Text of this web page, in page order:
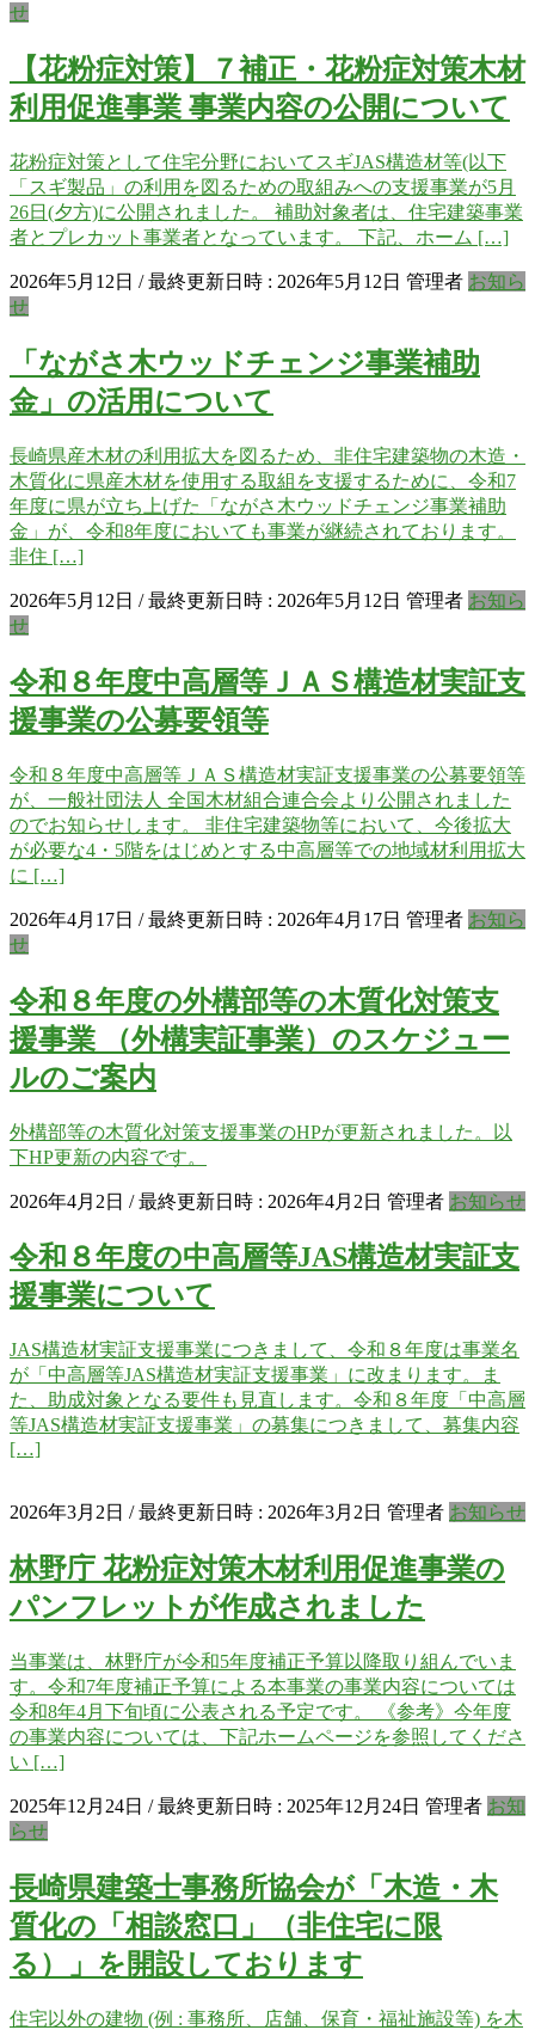
せ
【花粉症対策】７補正・花粉症対策木材
利用促進事業 事業内容の公開について
花粉症対策として住宅分野においてスギJAS構造材等(以下
「スギ製品」の利用を図るための取組みへの支援事業が5月
26日(夕方)に公開されました。 補助対象者は、住宅建築事業
者とプレカット事業者となっています。 下記、ホーム […]
2026年5月12日 / 最終更新日時 : 2026年5月12日 管理者 お知ら
せ
「ながさ木ウッドチェンジ事業補助
金」の活用について
長崎県産木材の利用拡大を図るため、非住宅建築物の木造・
木質化に県産木材を使用する取組を支援するために、令和7
年度に県が立ち上げた「ながさ木ウッドチェンジ事業補助
金」が、令和8年度においても事業が継続されております。
非住 […]
2026年5月12日 / 最終更新日時 : 2026年5月12日 管理者 お知ら
せ
令和８年度中高層等ＪＡＳ構造材実証支
援事業の公募要領等
令和８年度中高層等ＪＡＳ構造材実証支援事業の公募要領等
が、一般社団法人 全国木材組合連合会より公開されました
のでお知らせします。 非住宅建築物等において、今後拡大
が必要な4・5階をはじめとする中高層等での地域材利用拡大
に […]
2026年4月17日 / 最終更新日時 : 2026年4月17日 管理者 お知ら
せ
令和８年度の外構部等の木質化対策支
援事業 （外構実証事業）のスケジュー
ルのご案内
外構部等の木質化対策支援事業のHPが更新されました。以
下HP更新の内容です。
2026年4月2日 / 最終更新日時 : 2026年4月2日 管理者 お知らせ
令和８年度の中高層等JAS構造材実証支
援事業について
JAS構造材実証支援事業につきまして、令和８年度は事業名
が「中高層等JAS構造材実証支援事業」に改まります。ま
た、助成対象となる要件も見直します。令和８年度「中高層
等JAS構造材実証支援事業」の募集につきまして、募集内容
[…]
2026年3月2日 / 最終更新日時 : 2026年3月2日 管理者 お知らせ
林野庁 花粉症対策木材利用促進事業の
パンフレットが作成されました
当事業は、林野庁が令和5年度補正予算以降取り組んでいま
す。令和7年度補正予算による本事業の事業内容については
令和8年4月下旬頃に公表される予定です。 《参考》今年度
の事業内容については、下記ホームページを参照してくださ
い […]
2025年12月24日 / 最終更新日時 : 2025年12月24日 管理者 お知
らせ
長崎県建築士事務所協会が「木造・木
質化の「相談窓口」（非住宅に限
る）」を開設しております
住宅以外の建物 (例 : 事務所、店舗、保育・福祉施設等) を木